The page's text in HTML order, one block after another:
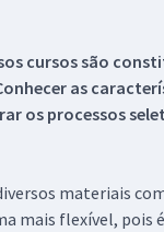
cursos são
as
os processos
materiais
mais flexível, pois